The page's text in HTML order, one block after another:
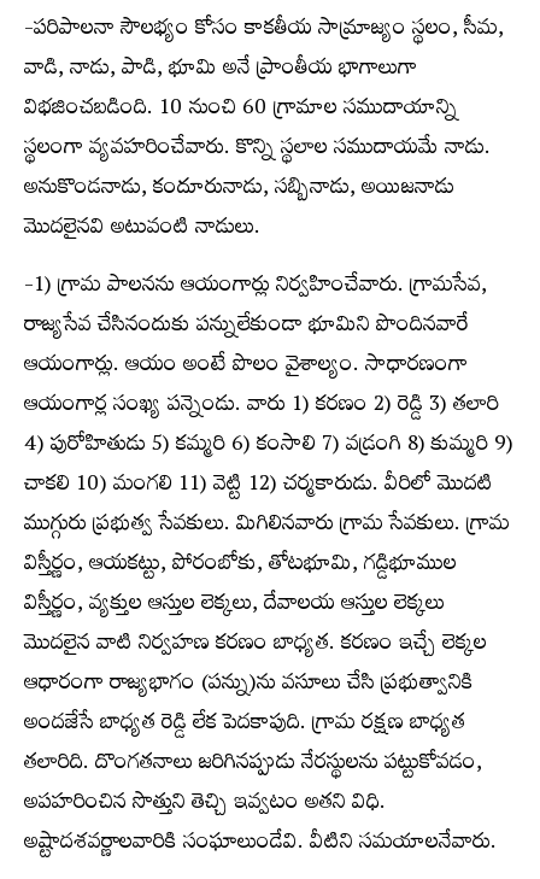
-పరిపాలనా సౌలభ్యం కోసం కాకతీయ సామ్రాజ్యం స్థలం, సీమ,
వాడి, నాడు, పాడి, భూమి అనే ప్రాంతీయ భాగాలుగా
విభజించబడింది. 10 నుంచి 60 గ్రామాల సముదాయాన్ని
స్థలంగా వ్యవహరించేవారు. కొన్ని స్థలాల సముదాయమే నాడు.
అనుకొండనాడు, కందూరునాడు, సబ్బినాడు, అయిజనాడు
మొదలైనవి అటువంటి నాడులు.
-1) గ్రామ పాలనను ఆయంగార్లు నిర్వహించేవారు. గ్రామసేవ,
రాజ్యసేవ చేసినందుకు పన్నులేకుండా భూమిని పొందినవారే
ఆయంగార్లు. ఆయం అంటే పొలం వైశాల్యం. సాధారణంగా
ఆయంగార్ల సంఖ్య పన్నెండు. వారు 1) కరణం 2) రెడ్డి 3) తలారి
4) పురోహితుడు 5) కమ్మరి 6) కంసాలి 7) వడ్రంగి 8) కుమ్మరి 9)
చాకలి 10) మంగలి 11) వెట్టి 12) చర్మకారుడు. వీరిలో మొదటి
ముగ్గురు ప్రభుత్వ సేవకులు. మిగిలినవారు గ్రామ సేవకులు. గ్రామ
విస్తీర్ణం, ఆయకట్టు, పోరంబోకు, తోటభూమి, గడ్డిభూముల
విస్తీర్ణం, వ్యక్తుల ఆస్తుల లెక్కలు, దేవాలయ ఆస్తుల లెక్కలు
మొదలైన వాటి నిర్వహణ కరణం బాధ్యత. కరణం ఇచ్చే లెక్కల
ఆధారంగా రాజ్యభాగం (పన్ను)ను వసూలు చేసి ప్రభుత్వానికి
అందజేసే బాధ్యత రెడ్డి లేక పెదకాపుది. గ్రామ రక్షణ బాధ్యత
తలారిది. దొంగతనాలు జరిగినప్పుడు నేరస్థులను పట్టుకోవడం,
అపహరించిన సొత్తుని తెచ్చి ఇవ్వటం అతని విధి.
అష్టాదశవర్ణాలవారికి సంఘాలుండేవి. వీటిని సమయాలనేవారు.